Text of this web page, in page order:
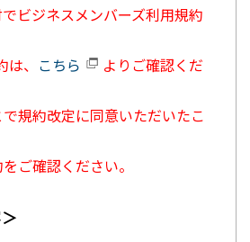
ビジネスメンバーズ利用規約
、 こちら
よりご確認くだ
規約改定に同意いただいたこ
ご確認ください。